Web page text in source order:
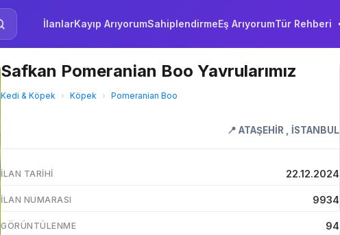
İlanlarKayıp ArıyorumSahiplendirmeEş ArıyorumTür Rehberi
Safkan Pomeranian Boo Yavrularımız
Kedi & Köpek › Köpek › Pomeranian Boo
📍 ATAŞEHİR İSTANBUL
İLAN TARIHI 22.12.2024
İLAN NUMARASI 9934
GÖRÜNTÜLENME 94